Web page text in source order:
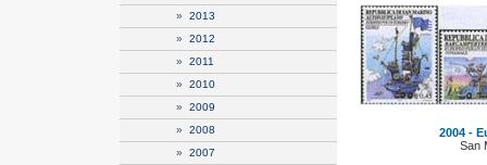
» 2013
» 2012
» 2011
» 2010
» 2009
» 2008
» 2007
2004 -
San